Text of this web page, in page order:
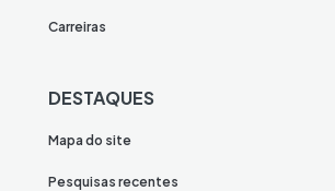
Carreiras
DESTAQUES
Mapa do site
Pesquisas recentes